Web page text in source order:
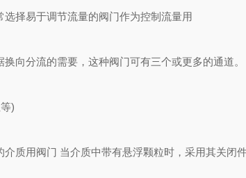
择易于调节流量的阀门作为控制流量用
分流的需要，这种阀门可有三个或更多的通道。
)
用阀门 当介质中带有悬浮颗粒时，采用其关闭件